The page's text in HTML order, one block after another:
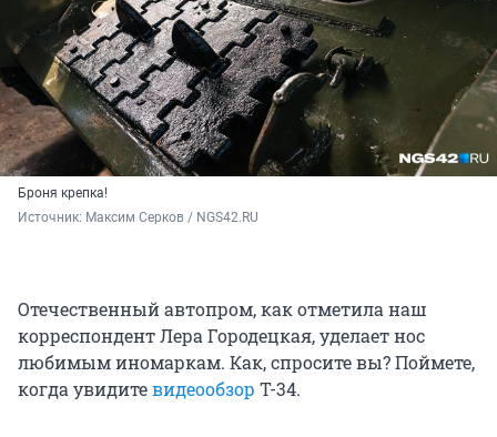
Броня крепка!
Источник: Максим Серков / NGS42.RU
Отечественный автопром, как отметила наш
корреспондент Лера Городецкая, уделает нос
любимым иномаркам. Как, спросите вы? Поймете,
когда увидитевидеообзор Т-34.